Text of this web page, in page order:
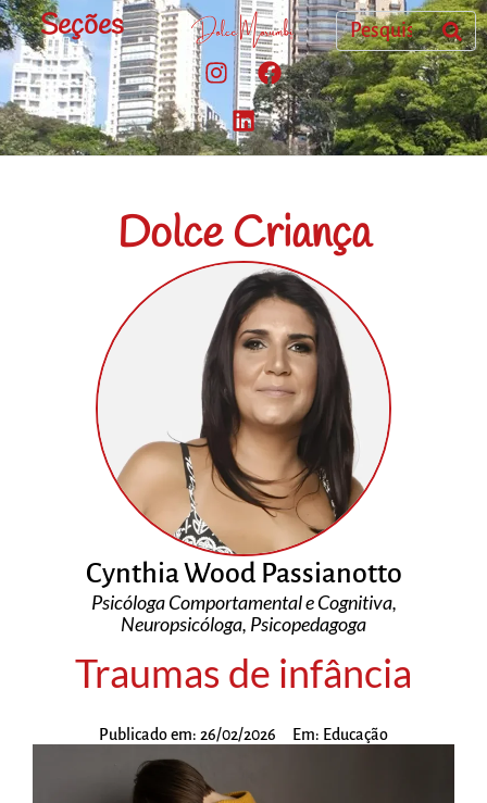
Seções
Dolce Criança
Cynthia Wood Passianotto
Psicóloga Comportamental e Cognitiva,
Neuropsicóloga, Psicopedagoga
Traumas de infância
Publicado em: 26/02/2026 Em: Educação